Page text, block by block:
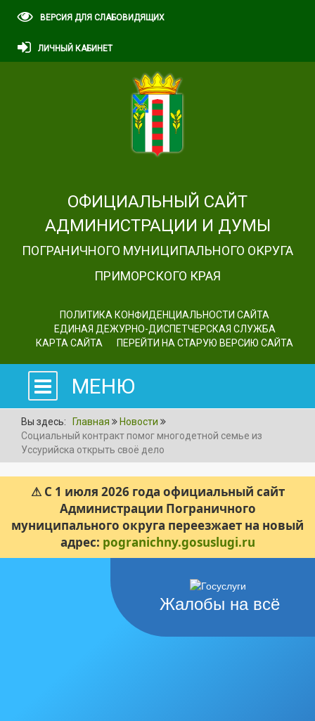
ВЕРСИЯ ДЛЯ СЛАБОВИДЯЩИХ
ЛИЧНЫЙ КАБИНЕТ
ОФИЦИАЛЬНЫЙ САЙТ
АДМИНИСТРАЦИИ И ДУМЫ
ПОГРАНИЧНОГО МУНИЦИПАЛЬНОГО ОКРУГА
ПРИМОРСКОГО КРАЯ
ПОЛИТИКА КОНФИДЕНЦИАЛЬНОСТИ САЙТА
ЕДИНАЯ ДЕЖУРНО-ДИСПЕТЧЕРСКАЯ СЛУЖБА
КАРТА САЙТА
ПЕРЕЙТИ НА СТАРУЮ ВЕРСИЮ САЙТА
МЕНЮ
Вы здесь: Главная
Новости
Социальный контракт помог многодетной семье из
Уссурийска открыть своё дело
⚠ С 1 июля 2026 года официальный сайт
Администрации Пограничного
муниципального округа переезжает на новый
адрес: pogranichny.gosuslugi.ru
Жалобы на всё